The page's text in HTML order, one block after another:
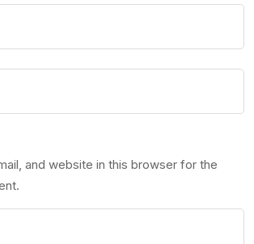
and website in this browser for the